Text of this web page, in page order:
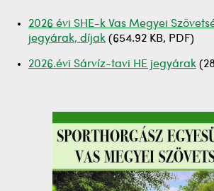
2026 évi SHE-k Vas Megyei
jegyárak, díjak (654.92 KB, PDF)
2026.évi Sárvíz-tavi HE jegyárak